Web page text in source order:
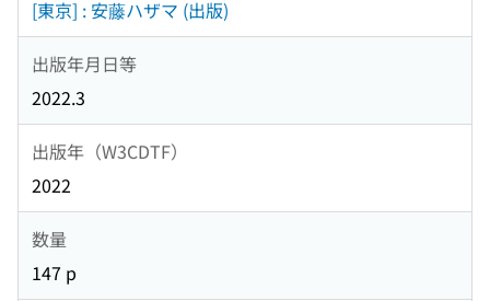
[東京] : 安藤ハザマ (出版)
出版年月日等
2022.3
出版年（W3CDTF）
2022
数量
147 p